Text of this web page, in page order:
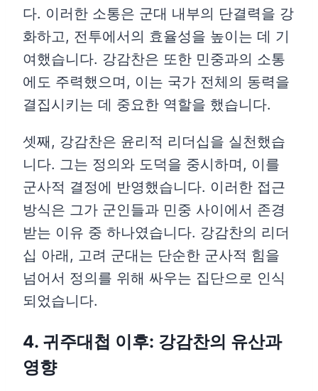
다. 이러한 소통은 군대 내부의 단결력을 강
화하고, 전투에서의 효율성을 높이는 데 기
여했습니다. 강감찬은 또한 민중과의 소통
에도 주력했으며, 이는 국가 전체의 동력을
결집시키는 데 중요한 역할을 했습니다.
셋째, 강감찬은 윤리적 리더십을 실천했습
니다. 그는 정의와 도덕을 중시하며, 이를
군사적 결정에 반영했습니다. 이러한 접근
방식은 그가 군인들과 민중 사이에서 존경
받는 이유 중 하나였습니다. 강감찬의 리더
십 아래, 고려 군대는 단순한 군사적 힘을
넘어서 정의를 위해 싸우는 집단으로 인식
되었습니다.
4. 귀주대첩 이후: 강감찬의 유산과
영향